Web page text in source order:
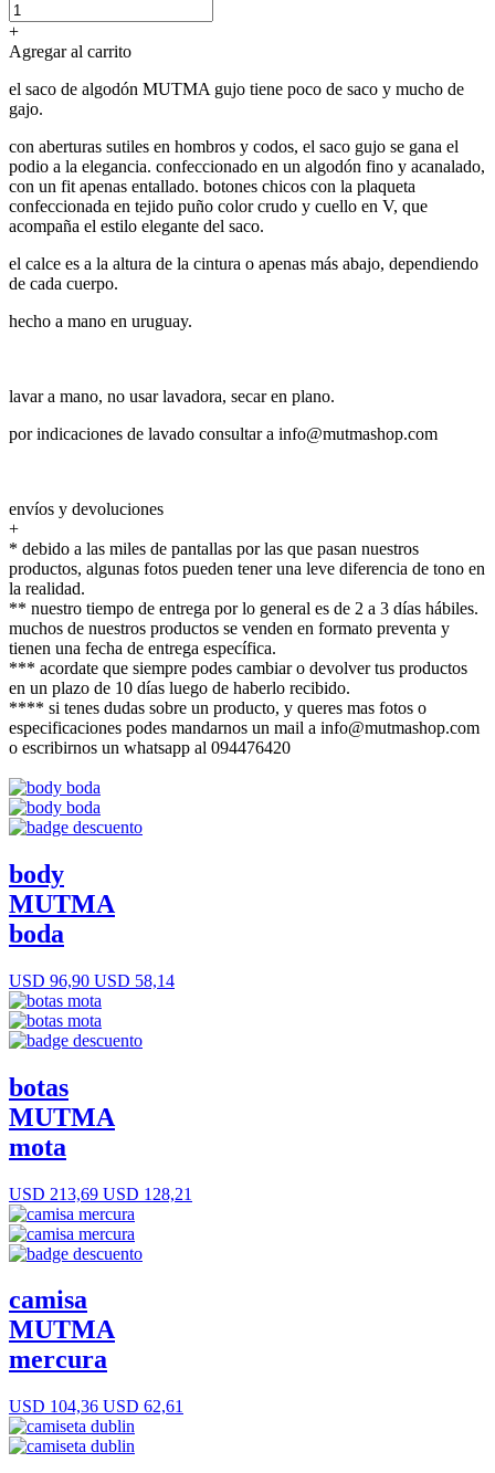
+
Agregar al carrito
el saco de algodón MUTMA gujo tiene poco de saco y mucho de
gajo.
con aberturas sutiles en hombros y codos, el saco gujo se gana el
podio a la elegancia. confeccionado en un algodón fino y acanalado,
con un fit apenas entallado. botones chicos con la plaqueta
confeccionada en tejido puño color crudo y cuello en V, que
acompaña el estilo elegante del saco.
el calce es a la altura de la cintura o apenas más abajo, dependiendo
de cada cuerpo.
hecho a mano en uruguay.
lavar a mano, no usar lavadora, secar en plano.
por indicaciones de lavado consultar a info@mutmashop.com
envíos y devoluciones
+
* debido a las miles de pantallas por las que pasan nuestros
productos, algunas fotos pueden tener una leve diferencia de tono en
la realidad.
** nuestro tiempo de entrega por lo general es de 2 a 3 días hábiles.
muchos de nuestros productos se venden en formato preventa y
tienen una fecha de entrega específica.
*** acordate que siempre podes cambiar o devolver tus productos
en un plazo de 10 días luego de haberlo recibido.
**** si tenes dudas sobre un producto, y queres mas fotos o
especificaciones podes mandarnos un mail a info@mutmashop.com
o escribirnos un whatsapp al 094476420
body
MUTMA
boda
USD 96,90 USD 58,14
botas
MUTMA
mota
USD 213,69 USD 128,21
camisa
MUTMA
mercura
USD 104,36 USD 62,61